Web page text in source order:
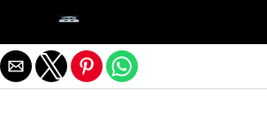
la version mobile